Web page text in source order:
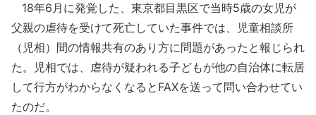
18年6月に発覚した、東京都目黒区で当時5歳の女児が
父親の虐待を受けて死亡していた事件では、児童相談所
（児相）間の情報共有のあり方に問題があったと報じられ
た。児相では、虐待が疑われる子どもが他の自治体に転居
して行方がわからなくなるとFAXを送って問い合わせてい
たのだ。